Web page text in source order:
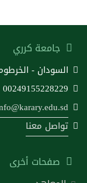
جامعة كرري
السودان -
00249155228229
تواصل معنا
صفحات أخرى